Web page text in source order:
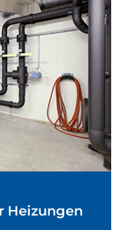
Heizungen